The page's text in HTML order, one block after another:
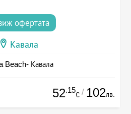
офертата
Кавала
Beach- Кавала
52.15
€ / 102лв.